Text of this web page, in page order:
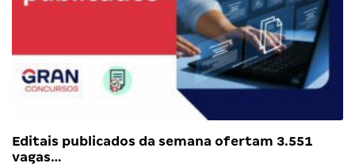
Editais publicados da semana ofertam 3.551
vagas…